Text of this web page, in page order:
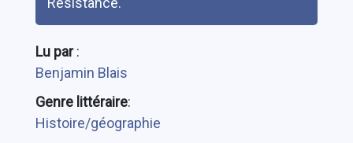
Lu par:
Benjamin Blais
Genre littéraire:
Histoire/géographie